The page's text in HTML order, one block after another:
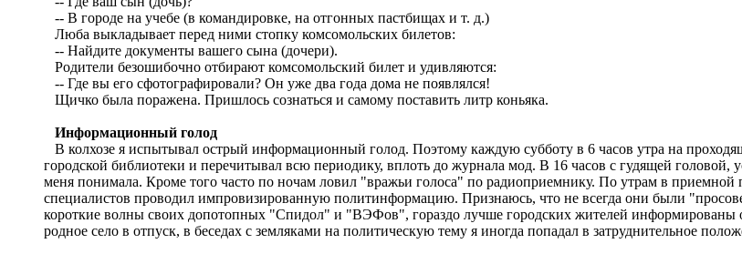
-- В городе на учебе (в командировке, на отгонных пастбищах и т. д.)
Люба выкладывает перед ними стопку комсомольских билетов:
-- Найдите документы вашего сына (дочери).
Родители безошибочно отбирают комсомольский билет и удивляются:
-- Где вы его сфотографировали? Он уже два года дома не появлялся!
Щичко была поражена. Пришлось сознаться и самому поставить литр коньяка.
Информационный голод
В колхозе я испытывал острый информационный голод. Поэтому каждую субботу в 6 часов утра на
городской библиотеки и перечитывал всю периодику, вплоть до журнала мод. В 16 часов с гудящей
меня понимала. Кроме того часто по ночам ловил "вражьи голоса" по радиоприемнику. По утрам в приемной
специалистов проводил импровизированную политинформацию. Признаюсь, что не всегда они были
короткие волны своих допотопных "Спидол" и "ВЭФов", гораздо лучше городских жителей информированы
родное село в отпуск, в беседах с земляками на политическую тему я иногда попадал в затруднительное